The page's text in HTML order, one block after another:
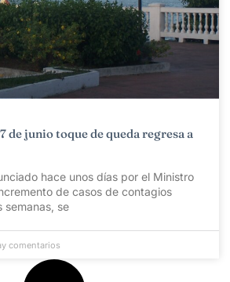
de junio toque de queda regresa a
hace unos días por el Ministro
de casos de contagios
semanas, se
comentarios